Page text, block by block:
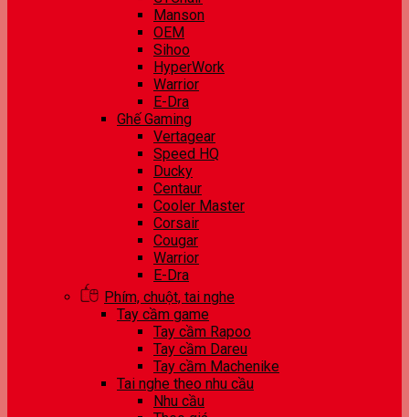
Manson
OEM
Sihoo
HyperWork
Warrior
E-Dra
Ghế Gaming
Vertagear
Speed HQ
Ducky
Centaur
Cooler Master
Corsair
Cougar
Warrior
E-Dra
Phím, chuột, tai nghe
Tay cầm game
Tay cầm Rapoo
Tay cầm Dareu
Tay cầm Machenike
Tai nghe theo nhu cầu
Nhu cầu